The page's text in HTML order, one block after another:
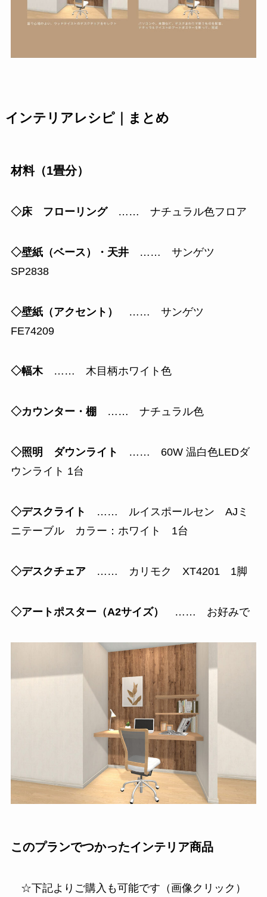
インテリアレシピ｜まとめ
材料（1畳分）
◇床 フローリング…… ナチュラル色フロア
◇壁紙（ベース）・天井…… サンゲツ
SP2838
◇壁紙（アクセント）
…… サンゲツ
FE74209
◇幅木…… 木目柄ホワイト色
◇カウンター・棚 …… ナチュラル色
◇照明 ダウンライト
…… 60W 温白色LEDダ
ウンライト 1台
◇デスクライト
…… ルイスポールセン AJミ
ニテーブル カラー：ホワイト 1台
◇デスクチェア…… カリモク XT4201 1脚
◇アートポスター（A2サイズ） …… お好みで
このプランでつかったインテリア商品
☆下記よりご購入も可能です（画像クリック）